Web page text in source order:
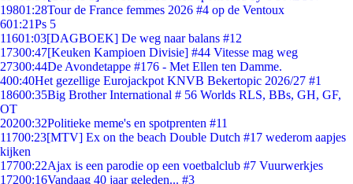
19801:28Tour de France femmes 2026 #4 op de Ventoux
601:21Ps 5
11601:03[DAGBOEK] De weg naar balans #12
17300:47[Keuken Kampioen Divisie] #44 Vitesse mag weg
27300:44De Avondetappe #176 - Met Ellen ten Damme.
400:40Het gezellige Eurojackpot KNVB Bekertopic 2026/27 #1
18600:35Big Brother International # 56 Worlds RLS, BBs, GH, GF,
OT
20200:32Politieke meme's en spotprenten #11
11700:23[MTV] Ex on the beach Double Dutch #17 wederom aapjes
kijken
17700:22Ajax is een parodie op een voetbalclub #7 Vuurwerkjes
17200:16Vandaag 40 jaar geleden... #3